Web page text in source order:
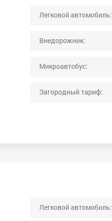
Легковой автомобиль:
Внедорожник:
Микроавтобус:
Загородный тариф:
Легковой автомобиль: